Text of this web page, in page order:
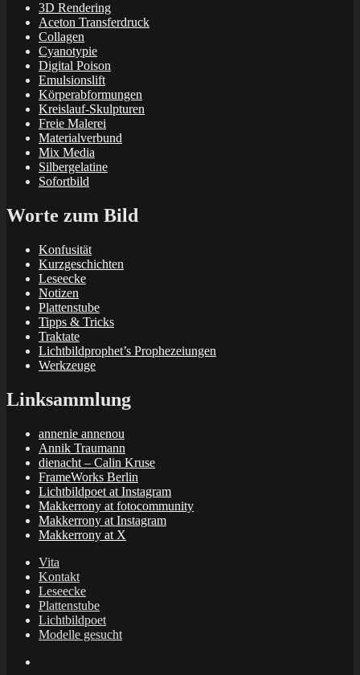
3D Rendering
Aceton Transferdruck
Collagen
Cyanotypie
Digital Poison
Emulsionslift
Körperabformungen
Kreislauf-Skulpturen
Freie Malerei
Materialverbund
Mix Media
Silbergelatine
Sofortbild
Worte zum Bild
Konfusität
Kurzgeschichten
Leseecke
Notizen
Plattenstube
Tipps & Tricks
Traktate
Lichtbildprophet’s Prophezeiungen
Werkzeuge
Linksammlung
annenie annenou
Annik Traumann
dienacht – Calin Kruse
FrameWorks Berlin
Lichtbildpoet at Instagram
Makkerrony at fotocommunity
Makkerrony at Instagram
Makkerrony at X
Vita
Kontakt
Leseecke
Plattenstube
Lichtbildpoet
Modelle gesucht